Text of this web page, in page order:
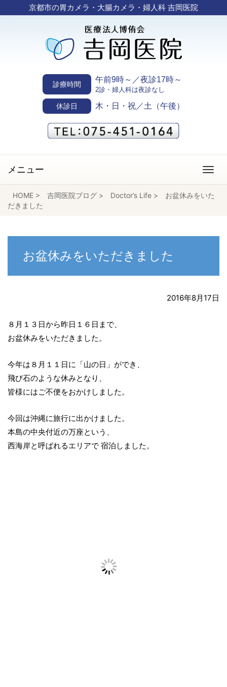
京都市の胃カメラ・大腸カメラ・婦人科 吉岡医院
診療時間
午前9時～／夜診17時～
2診・婦人科は夜診なし
休診日 木・日・祝／土（午後）
メニュー
HOME > 吉岡医院ブログ > Doctor’s Life >
お盆休みをいた
だきました
お盆休みをいただきました
2016年8月17日
８月１３日から昨日１６日まで、
お盆休みをいただきました。
今年は８月１１日に「山の日」ができ、
飛び石のような休みとなり、
皆様にはご不便をおかけしました。
今回は沖縄に旅行に出かけました。
本島の中央付近の万座という、
西海岸と呼ばれるエリアで 宿泊しました。